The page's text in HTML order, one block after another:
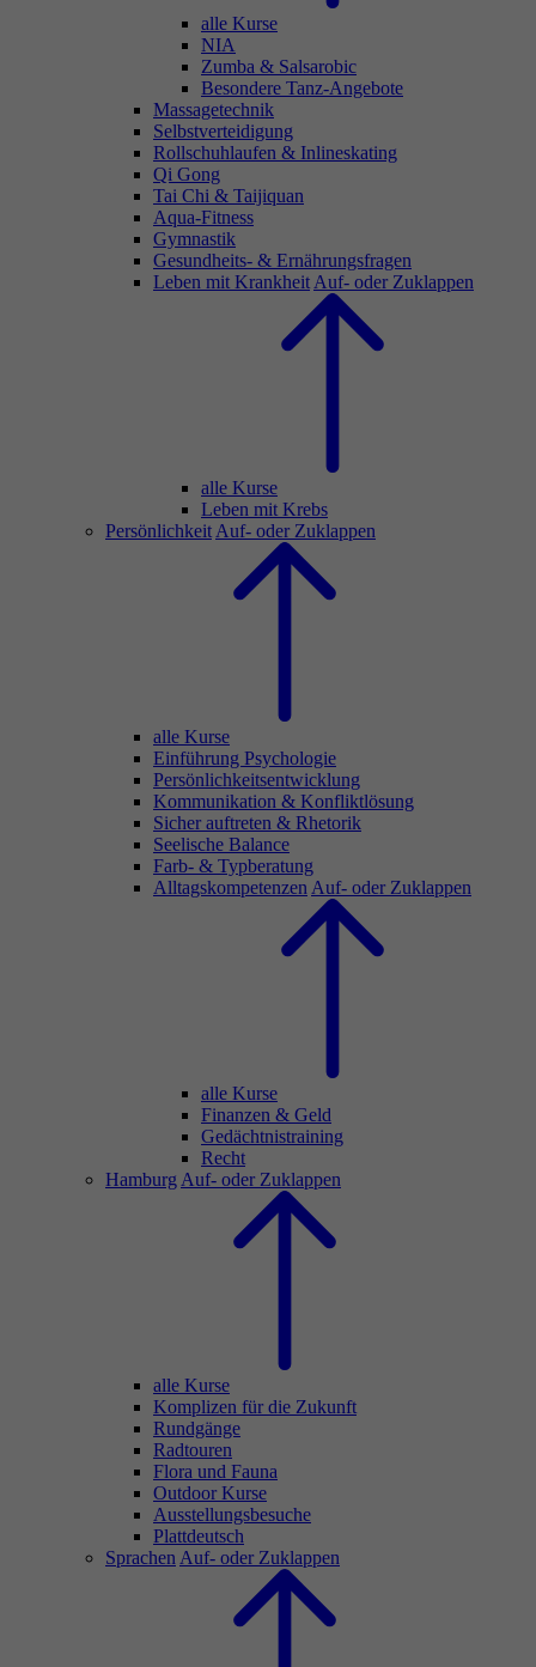
alle Kurse
NIA
Zumba & Salsarobic
Besondere Tanz-Angebote
Massagetechnik
Selbstverteidigung
Rollschuhlaufen & Inlineskating
Qi Gong
Tai Chi & Taijiquan
Aqua-Fitness
Gymnastik
Gesundheits- & Ernährungsfragen
Leben mit Krankheit Auf- oder Zuklappen
alle Kurse
Leben mit Krebs
Persönlichkeit Auf- oder Zuklappen
alle Kurse
Einführung Psychologie
Persönlichkeitsentwicklung
Kommunikation & Konfliktlösung
Sicher auftreten & Rhetorik
Seelische Balance
Farb- & Typberatung
Alltagskompetenzen Auf- oder Zuklappen
alle Kurse
Finanzen & Geld
Gedächtnistraining
Recht
Hamburg Auf- oder Zuklappen
alle Kurse
Komplizen für die Zukunft
Rundgänge
Radtouren
Flora und Fauna
Outdoor Kurse
Ausstellungsbesuche
Plattdeutsch
Sprachen Auf- oder Zuklappen